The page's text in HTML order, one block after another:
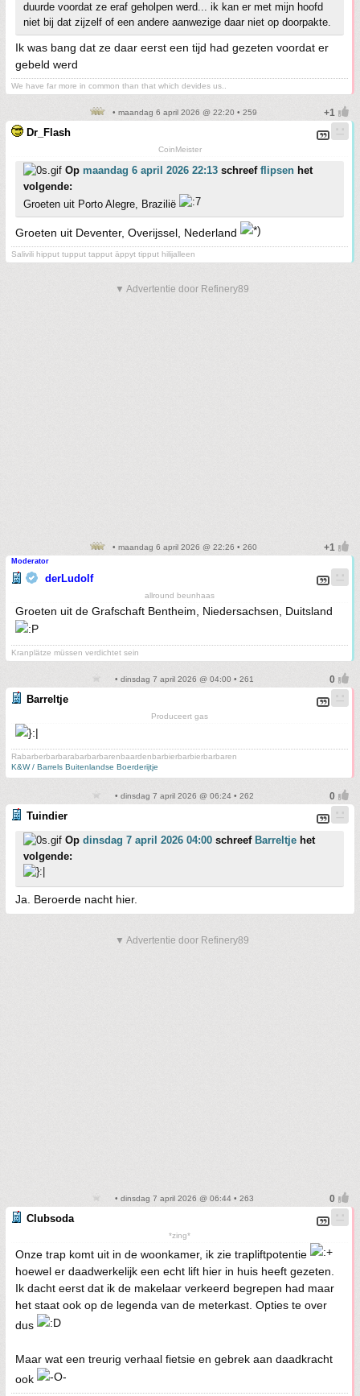
duurde voordat ze eraf geholpen werd... ik kan er met mijn hoofd
niet bij dat zijzelf of een andere aanwezige daar niet op doorpakte.
Ik was bang dat ze daar eerst een tijd had gezeten voordat er
gebeld werd
We have far more in common than that which devides us..
• maandag 6 april 2026 @ 22:20 • 259
Dr_Flash
CoinMeister
Op maandag 6 april 2026 22:13 schreef flipsen het
volgende:
Groeten uit Porto Alegre, Brazilië
Groeten uit Deventer, Overijssel, Nederland
Salivili hipput tupput tapput äppyt tipput hilijalleen
▼ Advertentie door Refinery89
• maandag 6 april 2026 @ 22:26 • 260
Moderator
derLudolf
allround beunhaas
Groeten uit de Grafschaft Bentheim, Niedersachsen, Duitsland
Kranplätze müssen verdichtet sein
• dinsdag 7 april 2026 @ 04:00 • 261
Barreltje
Produceert gas
Rabarberbarbarabarbarbarenbaardenbarbierbarbierbarbaren
K&W / Barrels Buitenlandse Boerderijtje
• dinsdag 7 april 2026 @ 06:24 • 262
Tuindier
Op dinsdag 7 april 2026 04:00 schreef Barreltje het
volgende:
Ja. Beroerde nacht hier.
▼ Advertentie door Refinery89
• dinsdag 7 april 2026 @ 06:44 • 263
Clubsoda
*zing*
Onze trap komt uit in de woonkamer, ik zie trapliftpotentie
hoewel er daadwerkelijk een echt lift hier in huis heeft gezeten.
Ik dacht eerst dat ik de makelaar verkeerd begrepen had maar
het staat ook op de legenda van de meterkast. Opties te over
dus
Maar wat een treurig verhaal fietsie en gebrek aan daadkracht
ook